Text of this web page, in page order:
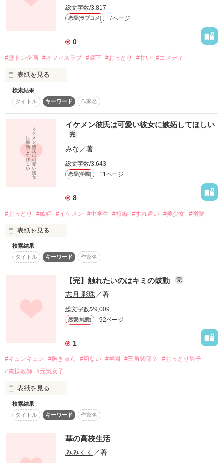
総文字数/3,817
恋愛(ラブコメ) 7ページ
0
#壁ドン企画 #オフィスラブ #歳下 #おっとり #甘い #コメディ
表紙を見る
・・・・・・・・・
空腹は人格を変える
・・・・・・・・・
検索結果
タイトル
キーワード 作家名
イケメン彼氏は可愛い彼女に嫉妬してほしい
完
みな ／著
総文字数/3,643
恋愛(学園) 11ページ
8
#おっとり #嫉妬 #イケメン #中学生 #短編 #すれ違い #美少女 #溺愛
表紙を見る
付き合って１ヶ月ほどになるカップル。
しかし、最近彼氏が変みたい。
「このアイドル、なんかいいよね」
「う、うん」
アイドルをいいよねと言ったり、返事が遅かったり。
「私のこと、もう好きじゃないのかな……」
いいえ。
「絶対、好きって言わせる」
ただ、彼女に好きって言われたいだけ。
検索結果
タイトル
キーワード 作家名
【完】触れたいのはキミの鼓動 完
志月 彩珠 ／著
総文字数/29,009
恋愛(純愛) 92ページ
1
#キュンキュン #胸きゅん #切ない #学園 #三角関係？
#おっとり男子
#俺様教師 #元気女子
表紙を見る
想いを乗せて、今叫ぶよ。
キミが、好き。
この想いはなかなか上手く、
検索結果
タイトル
キーワード 作家名
華の高校生活
みみくく ／著